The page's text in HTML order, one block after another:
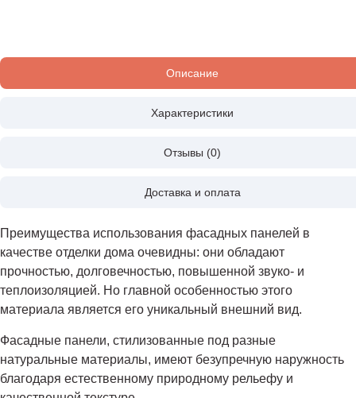
Описание
Характеристики
Отзывы (0)
Доставка и оплата
Преимущества использования фасадных панелей в
качестве отделки дома очевидны: они обладают
прочностью, долговечностью, повышенной звуко- и
теплоизоляцией. Но главной особенностью этого
материала является его уникальный внешний вид.
Фасадные панели, стилизованные под разные
натуральные материалы, имеют безупречную наружность
благодаря естественному природному рельефу и